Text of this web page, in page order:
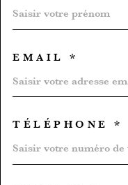
EMAIL *
TÉLÉPHONE *